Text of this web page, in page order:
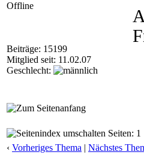
Offline
Beiträge: 15199
Mitglied seit: 11.02.07
Geschlecht:
Seiten: 1
‹ Vorheriges Thema | Nächstes